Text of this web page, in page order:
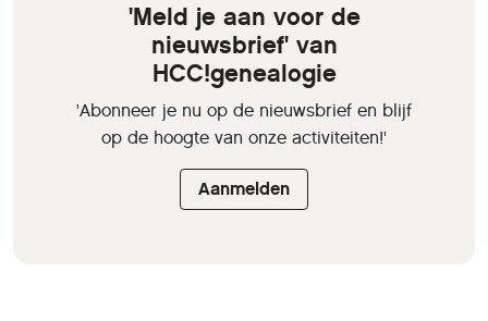
'Meld je aan voor de
nieuwsbrief' van
HCC!genealogie
'Abonneer je nu op de nieuwsbrief en blijf
op de hoogte van onze activiteiten!'
Aanmelden